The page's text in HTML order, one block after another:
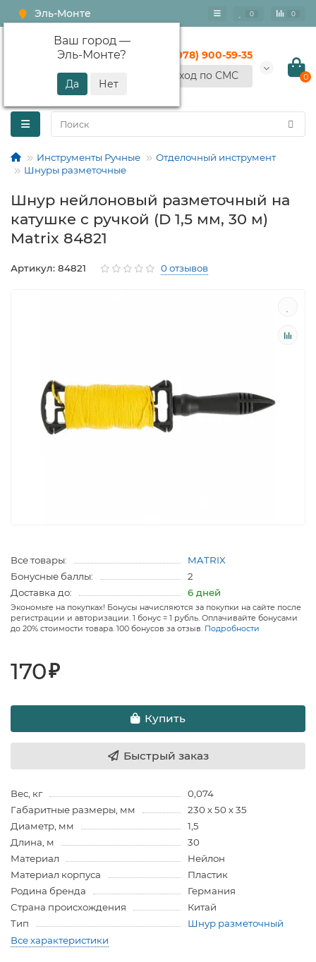
Эль-Монте
Ваш город —
Эль-Монте?
0 0
+7 (978) 900-59-35
Вход по СМС
0
Инструменты Ручные
Отделочный инструмент
Шнуры разметочные
Шнур нейлоновый разметочный на
катушке c ручкой (D 1,5 мм, 30 м)
Matrix 84821
Артикул: 84821 0 отзывов
Все товары:
MATRIX
Бонусные баллы:
2
Доставка до:
6 дней
Экономьте на покупках! Бонусы начисляются за покупки на сайте после
регистрации и авторизации. 1 бонус = 1 рубль. Оплачивайте бонусами
до 20% стоимости товара. 100 бонусов за отзыв. Подробности
170₽
Купить
Быстрый заказ
Вес, кг
0,074
Габаритные размеры, мм
230 х 50 х 35
Диаметр, мм
1,5
Длина, м
30
Материал
Нейлон
Материал корпуса
Пластик
Родина бренда
Германия
Страна происхождения
Китай
Тип
Шнур разметочный
Все характеристики